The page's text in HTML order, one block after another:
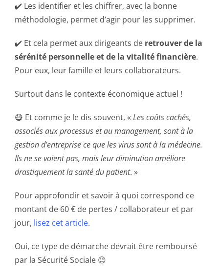
✔️ Les identifier et les chiffrer, avec la bonne
méthodologie, permet d’agir pour les supprimer.
✔️ Et cela permet aux dirigeants de retrouver de la
sérénité personnelle et de la vitalité financière.
Pour eux, leur famille et leurs collaborateurs.
Surtout dans le contexte économique actuel !
😷 Et comme je le dis souvent, « Les coûts cachés,
associés aux processus et au management, sont à la
gestion d’entreprise ce que les virus sont à la médecine.
Ils ne se voient pas, mais leur diminution améliore
drastiquement la santé du patient. »
Pour approfondir et savoir à quoi correspond ce
montant de 60 € de pertes / collaborateur et par
jour, lisez cet article.
Oui, ce type de démarche devrait être remboursé
par la Sécurité Sociale 😉